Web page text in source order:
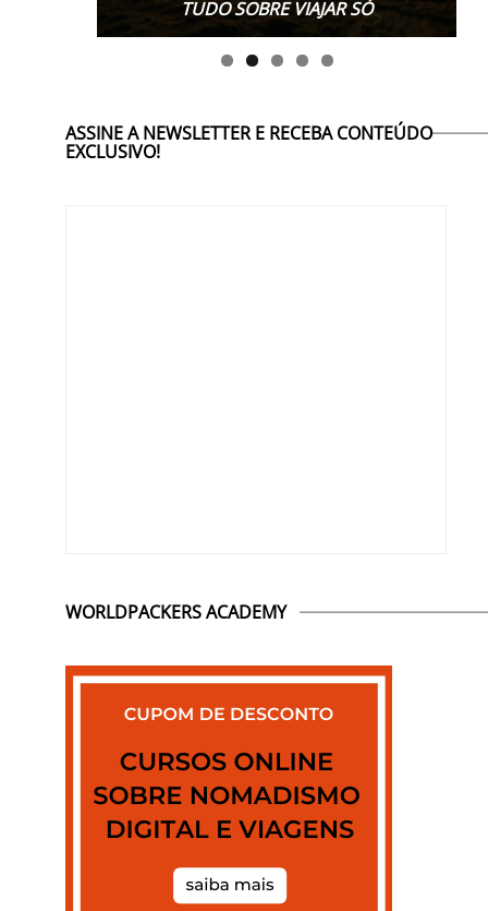
TUDO SOBRE VIAJAR SÓ
ASSINE A NEWSLETTER E RECEBA CONTEÚDO
EXCLUSIVO!
WORLDPACKERS ACADEMY